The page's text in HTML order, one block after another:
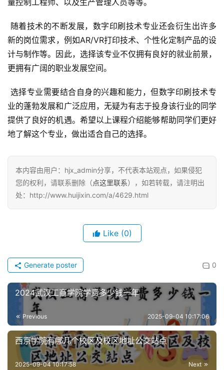
量控制工程师、以及生产管理人员等等。
新的岗位需求，例如AR/VR打印技术、个性化定制产品的设
计与制作等。因此，选择该专业不仅拥有良好的就业前景，
更拥有广阔的职业发展空间。
业的蓬勃发展和广泛应用，无疑为有志于投身该行业的同学
提供了良好的机遇。希望以上课程介绍能够帮助同学们更好
地了解这个专业，做出适合自己的选择。
本内容由用户：hjx_admin分享，不代表本站观点，如果侵犯
您的权利，请联系删除（点这里联系），如若转载，请注明出
处：http://www.huijixin.com/a/4629.html
Like (0)
0
Generate poster
2024武汉工商学院学费多少钱一年
Previous 2025-09-04 10:17:06
西京学院有哪几个校区及校区地址公交站点
Next
2025-09-04 10:17:58